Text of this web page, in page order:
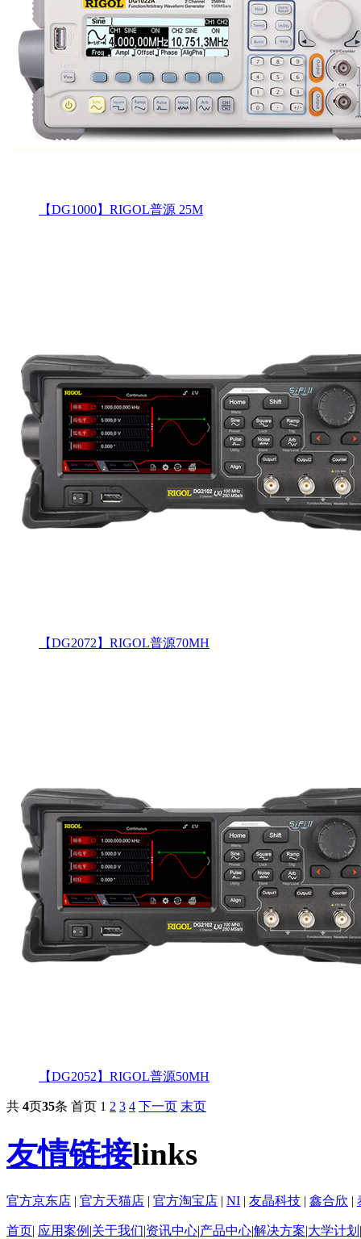
【DG1000】RIGOL普源 25M
【DG2072】RIGOL普源70MH
【DG2052】RIGOL普源50MH
共 4页35条 首页 1 2 3 4 下一页 末页
友情链接links
官方京东店 | 官方天猫店 | 官方淘宝店 | NI | 友晶科技 | 鑫合欣 |
首页| 应用案例 |关于我们|资讯中心|产品中心|解决方案|大学计划 |